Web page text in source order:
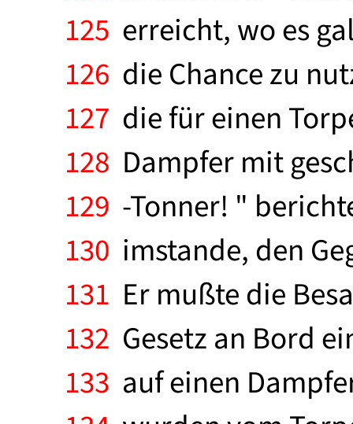
125 erreicht, wo es
126 die Chance zu
127 die für einen
128 Dampfer mit
129 -Tonner! "
130 imstande, den
131 Er mußte die
132 Gesetz an Bord
133 auf einen